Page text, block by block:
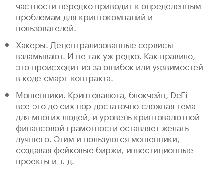
частности нередко приводит к определенным
проблемам для криптокомпаний и
пользователей.
Хакеры. Децентрализованные сервисы
взламывают. И не так уж редко. Как правило,
это происходит из-за ошибок или уязвимостей
в коде смарт-контракта.
Мошенники. Криптовалюта, блокчейн, DeFi —
все это до сих пор достаточно сложная тема
для многих людей, и уровень криптовалютной
финансовой грамотности оставляет желать
лучшего. Этим и пользуются мошенники,
создавая фейковые биржи, инвестиционные
проекты и т. д.